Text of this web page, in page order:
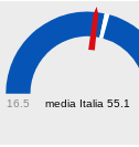
media Italia 55.1
16.5